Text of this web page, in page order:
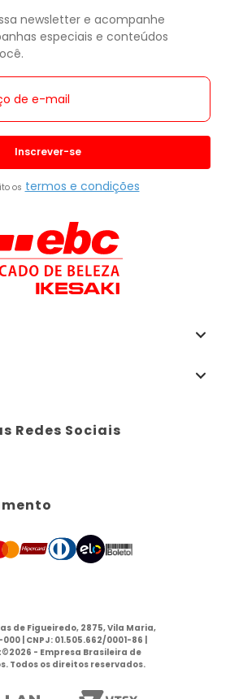
newsletter e acompanhe
especiais e conteúdos
Inscrever-se
os termos e condições
Redes Sociais
de Figueiredo, 2875, Vila Maria,
000 | CNPJ: 01.505.662/0001-86 |
- Empresa Brasileira de
Todos os direitos reservados.